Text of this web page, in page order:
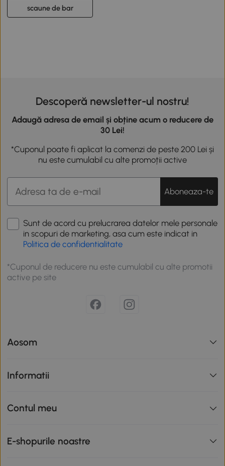
scaune de bar
Descoperă newsletter-ul nostru!
Adaugă adresa de email și obține acum o reducere de
30 Lei!
*Cuponul poate fi aplicat la comenzi de peste 200 Lei și
nu este cumulabil cu alte promoții active
Aboneaza-te
Sunt de acord cu prelucrarea datelor mele personale
in scopuri de marketing, asa cum este indicat in
Politica de confidentialitate
*Cuponul de reducere nu este cumulabil cu alte promotii
active pe site
Aosom
Informatii
Contul meu
E-shopurile noastre